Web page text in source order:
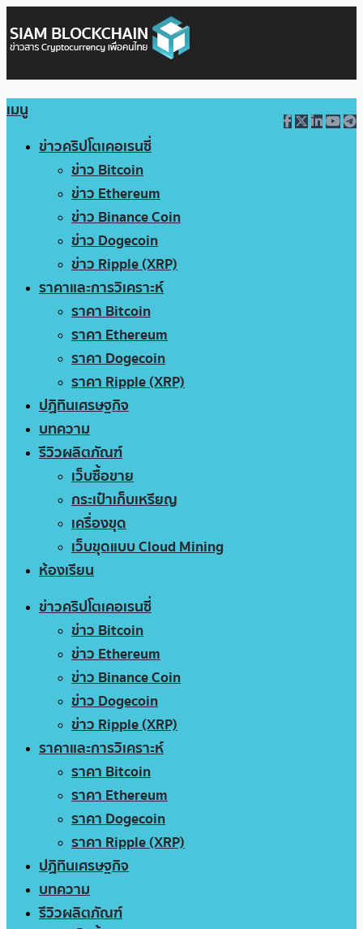
เมนู
ข่าวคริปโตเคอเรนซี่
ข่าว Bitcoin
ข่าว Ethereum
ข่าว Binance Coin
ข่าว Dogecoin
ข่าว Ripple (XRP)
ราคาและการวิเคราะห์
ราคา Bitcoin
ราคา Ethereum
ราคา Dogecoin
ราคา Ripple (XRP)
ปฏิทินเศรษฐกิจ
บทความ
รีวิวผลิตภัณฑ์
เว็บซื้อขาย
กระเป๋าเก็บเหรียญ
เครื่องขุด
เว็บขุดแบบ Cloud Mining
ห้องเรียน
ข่าวคริปโตเคอเรนซี่
ข่าว Bitcoin
ข่าว Ethereum
ข่าว Binance Coin
ข่าว Dogecoin
ข่าว Ripple (XRP)
ราคาและการวิเคราะห์
ราคา Bitcoin
ราคา Ethereum
ราคา Dogecoin
ราคา Ripple (XRP)
ปฏิทินเศรษฐกิจ
บทความ
รีวิวผลิตภัณฑ์